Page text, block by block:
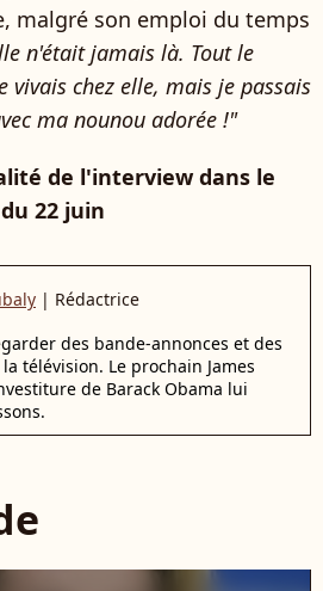
malgré son emploi du temps
n'était jamais là. Tout le
vivais chez elle, mais je passais
ma nounou adorée !"
de l'interview dans le
du 22 juin
| Rédactrice
des bande-annonces et des
télévision. Le prochain James
de Barack Obama lui